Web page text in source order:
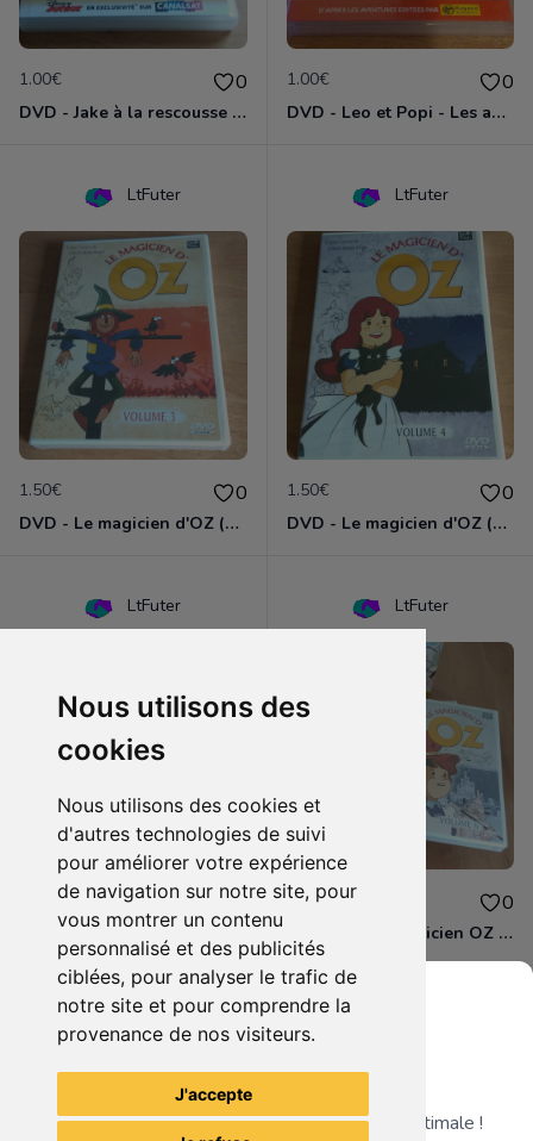
Nous utilisons des
cookies
Nous utilisons des cookies et
d'autres technologies de suivi
pour améliorer votre expérience
de navigation sur notre site, pour
vous montrer un contenu
personnalisé et des publicités
ciblées, pour analyser le trafic de
notre site et pour comprendre la
provenance de nos visiteurs.
J'accepte
1.00€ 0
DVD - Jake à la rescousse de Bucky
1.00€ 0
DVD - Leo et Popi - Les animaux de la nature
LtFuter
1.50€ 0
DVD - Le magicien d'OZ (volume 3)
LtFuter
1.50€ 0
DVD - Le magicien d'OZ (volume 4)
LtFuter
1.50€ 0
DVD - Le magicien d'OZ (volume 5)
LtFuter
8.00€ 0
Coffret DVD Magicien OZ Part. 2
Voir tous les articles du vendeur
Grenier du Geek
Télécharge notre app pour une expérience optimale !